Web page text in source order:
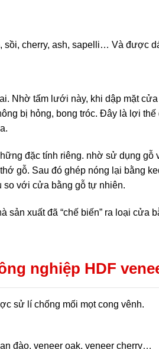
cherry, ash, sapelli… Và được
Nhờ tấm lưới này, khi dập mặt cửa
bị hỏng, bong tróc. Đây là lợi
đặc tính riêng. nhờ sử dụng gỗ
gỗ. Sau đó ghép nóng lại bằng
so với cửa bằng gỗ tự nhiên.
xuất đã “chế biến” ra loại cửa
nghiệp HDF
sử lí chống mối mọt cong vênh.
đào, veneer oak, veneer cherry…